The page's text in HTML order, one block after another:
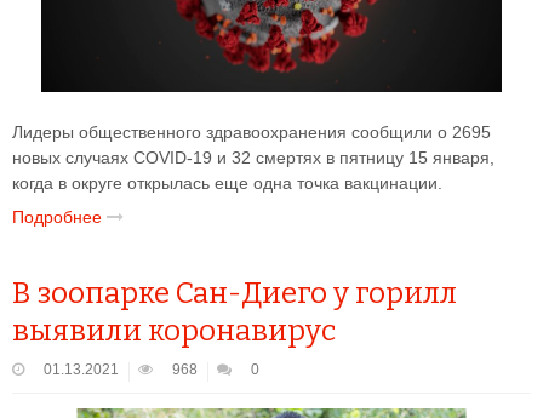
Лидеры общественного здравоохранения сообщили о 2695
новых случаях COVID-19 и 32 смертях в пятницу 15 января,
когда в округе открылась еще одна точка вакцинации.
Подробнее
В зоопарке Сан-Диего у горилл
выявили коронавирус
01.13.2021 968 0